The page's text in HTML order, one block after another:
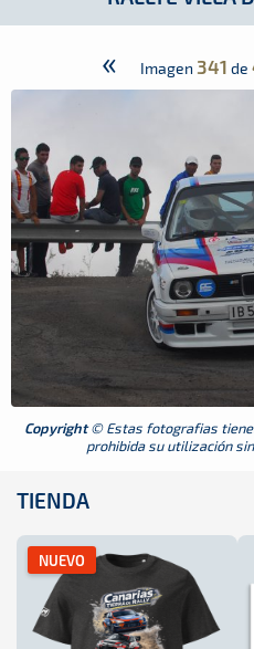
« Imagen 341 de
Copyright© Estas fotografias
prohibida su utilización
TIENDA
NUEVO